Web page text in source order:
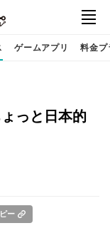
ゲームアプリ 料金プ
っと日本的
ー